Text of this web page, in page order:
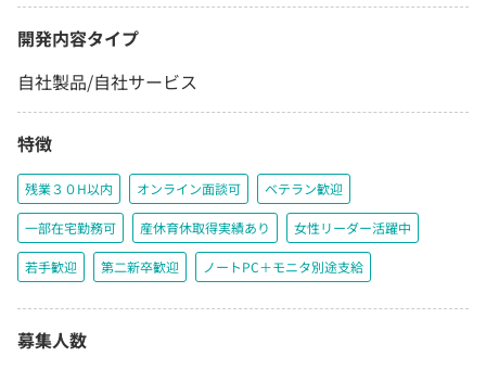
開発内容タイプ
自社製品/自社サービス
特徴
残業３０H以内 オンライン面談可 ベテラン歓迎
一部在宅勤務可 産休育休取得実績あり 女性リーダー活躍中
若手歓迎 第二新卒歓迎 ノートPC＋モニタ別途支給
募集人数